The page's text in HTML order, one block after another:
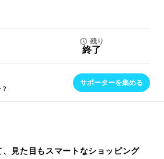
残り
終了
サポーターを集める
見た目もスマートなショッピング